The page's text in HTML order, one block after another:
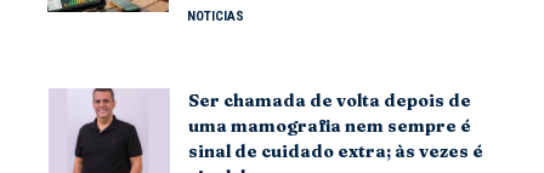
NOTICIAS
Ser chamada de volta depois de
uma mamografia nem sempre é
sinal de cuidado extra; às vezes é